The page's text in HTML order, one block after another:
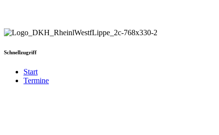
Schnellzugriff
Start
Termine